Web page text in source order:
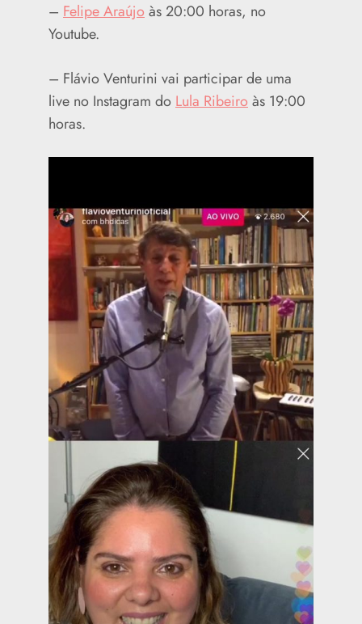
– Felipe Araújo às 20:00 horas, no
Youtube.
– Flávio Venturini vai participar de uma
live no Instagram do Lula Ribeiro às 19:00
horas.